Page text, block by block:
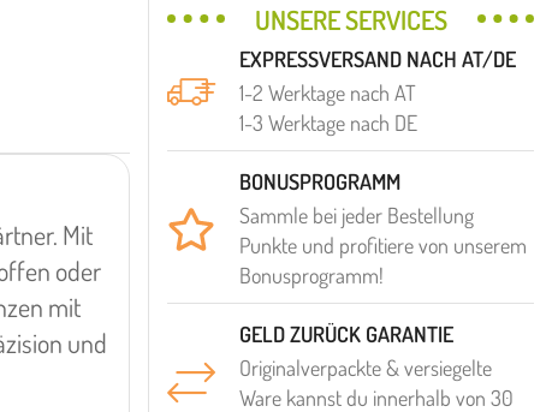
Mit
oder
mit
und
UNSERE SERVICES
EXPRESSVERSAND NACH AT/DE
1-2 Werktage nach AT
1-3 Werktage nach DE
BONUSPROGRAMM
Sammle bei jeder Bestellung
Punkte und profitiere von unserem
Bonusprogramm!
GELD ZURÜCK GARANTIE
Originalverpackte & versiegelte
Ware kannst du innerhalb von 30